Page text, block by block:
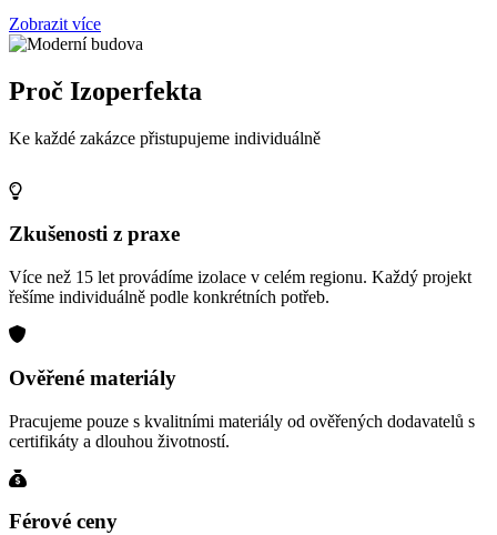
Zobrazit více
Proč Izoperfekta
Ke každé zakázce přistupujeme individuálně
Zkušenosti z praxe
Více než 15 let provádíme izolace v celém regionu. Každý projekt
řešíme individuálně podle konkrétních potřeb.
Ověřené materiály
Pracujeme pouze s kvalitními materiály od ověřených dodavatelů s
certifikáty a dlouhou životností.
Férové ceny